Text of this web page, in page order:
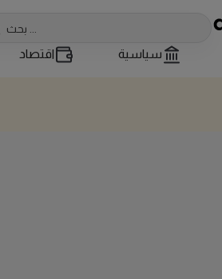
سياسية اقتصاد